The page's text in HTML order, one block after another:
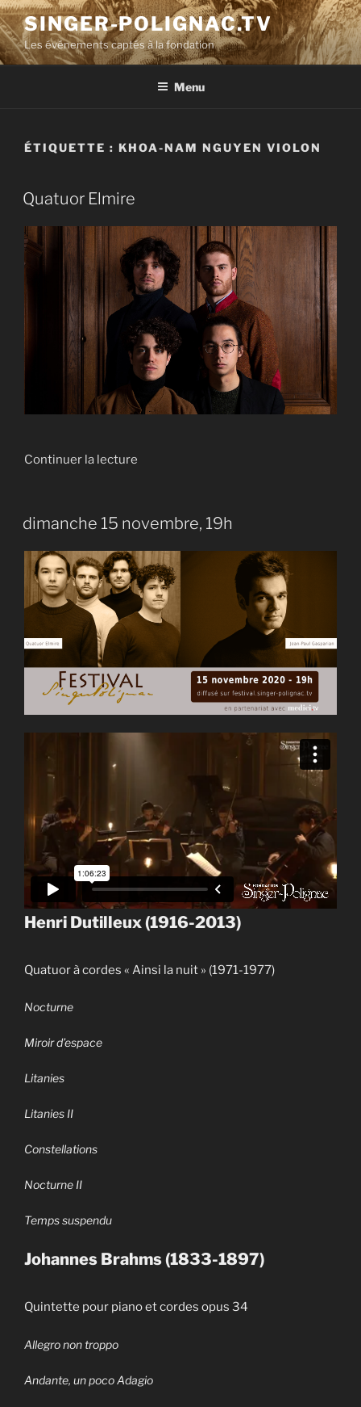
Aller
au
contenu
principal
SINGER-POLIGNAC.TV
Les événements captés à la fondation
Menu
ÉTIQUETTE : KHOA-NAM NGUYEN VIOLON
Quatuor Elmire
Continuer la lecture
dimanche 15 novembre, 19h
Henri Dutilleux (1916-2013)
Quatuor à cordes « Ainsi la nuit » (1971-1977)
Nocturne
Miroir d’espace
Litanies
Litanies II
Constellations
Nocturne II
Temps suspendu
Johannes Brahms (1833-1897)
Quintette pour piano et cordes opus 34
Allegro non troppo
Andante, un poco Adagio